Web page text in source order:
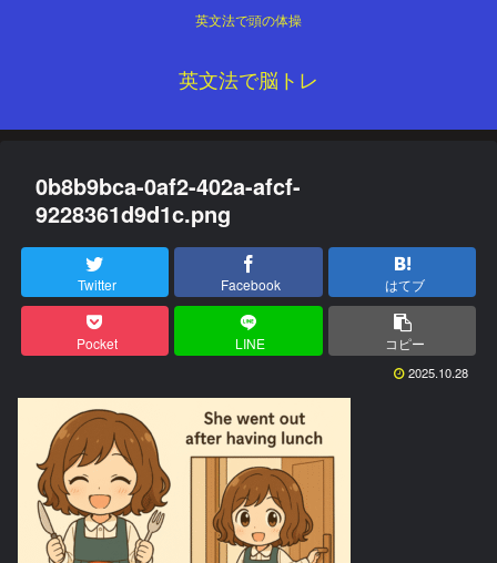
英文法で頭の体操
英文法で脳トレ
0b8b9bca-0af2-402a-afcf-
9228361d9d1c.png
Twitter Facebook はてブ
Pocket LINE コピー
2025.10.28